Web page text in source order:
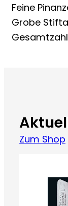
Feine
Grobe
Zum Shop